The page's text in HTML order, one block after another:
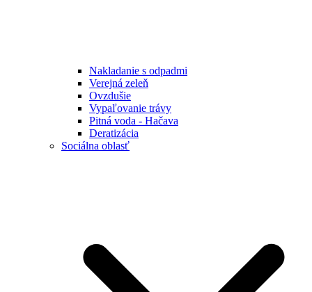
Nakladanie s odpadmi
Verejná zeleň
Ovzdušie
Vypaľovanie trávy
Pitná voda - Hačava
Deratizácia
Sociálna oblasť